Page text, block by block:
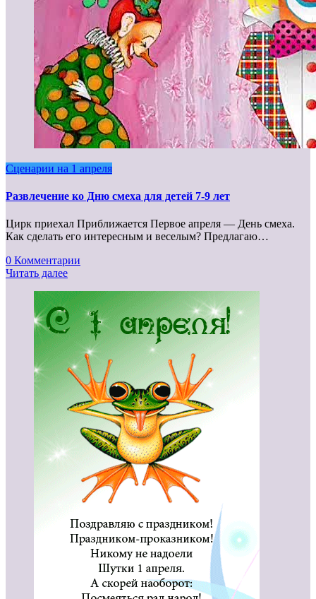
Сценарии на 1 апреля
Развлечение ко Дню смеха для детей 7-9 лет
Цирк приехал Приближается Первое апреля — День смеха.
Как сделать его интересным и веселым? Предлагаю…
0 Комментарии
Читать далее